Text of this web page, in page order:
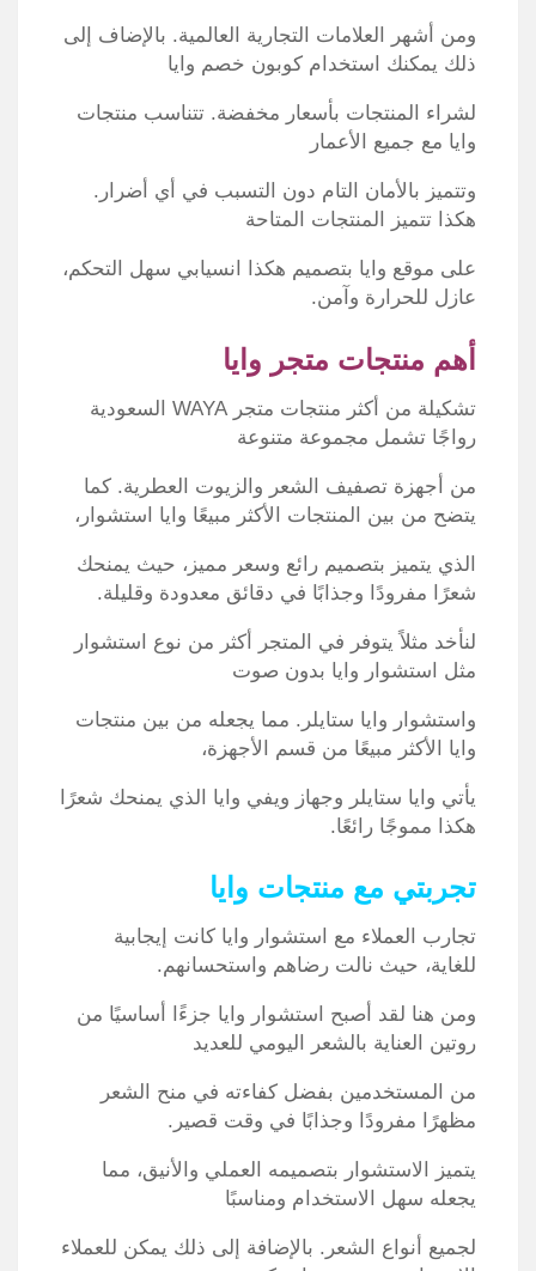
ومن أشهر العلامات التجارية العالمية. بالإضاف إلى
ذلك يمكنك استخدام كوبون خصم وايا
لشراء المنتجات بأسعار مخفضة. تتناسب منتجات
وايا مع جميع الأعمار
وتتميز بالأمان التام دون التسبب في أي أضرار.
هكذا تتميز المنتجات المتاحة
على موقع وايا بتصميم هكذا انسيابي سهل التحكم،
عازل للحرارة وآمن.
أهم منتجات متجر وايا
تشكيلة من أكثر منتجات متجر WAYA السعودية
رواجًا تشمل مجموعة متنوعة
من أجهزة تصفيف الشعر والزيوت العطرية. كما
يتضح من بين المنتجات الأكثر مبيعًا وايا استشوار،
الذي يتميز بتصميم رائع وسعر مميز، حيث يمنحك
شعرًا مفرودًا وجذابًا في دقائق معدودة وقليلة.
لنأخد مثلاً يتوفر في المتجر أكثر من نوع استشوار
مثل استشوار وايا بدون صوت
واستشوار وايا ستايلر. مما يجعله من بين منتجات
وايا الأكثر مبيعًا من قسم الأجهزة،
يأتي وايا ستايلر وجهاز ويفي وايا الذي يمنحك شعرًا
هكذا مموجًا رائعًا.
تجربتي مع منتجات وايا
تجارب العملاء مع استشوار وايا كانت إيجابية
للغاية، حيث نالت رضاهم واستحسانهم.
ومن هنا لقد أصبح استشوار وايا جزءًا أساسيًا من
روتين العناية بالشعر اليومي للعديد
من المستخدمين بفضل كفاءته في منح الشعر
مظهرًا مفرودًا وجذابًا في وقت قصير.
يتميز الاستشوار بتصميمه العملي والأنيق، مما
يجعله سهل الاستخدام ومناسبًا
لجميع أنواع الشعر. بالإضافة إلى ذلك يمكن للعملاء